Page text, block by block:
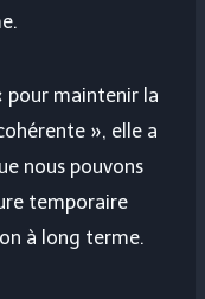
pour maintenir la
», elle a
nous pouvons
temporaire
à long terme.